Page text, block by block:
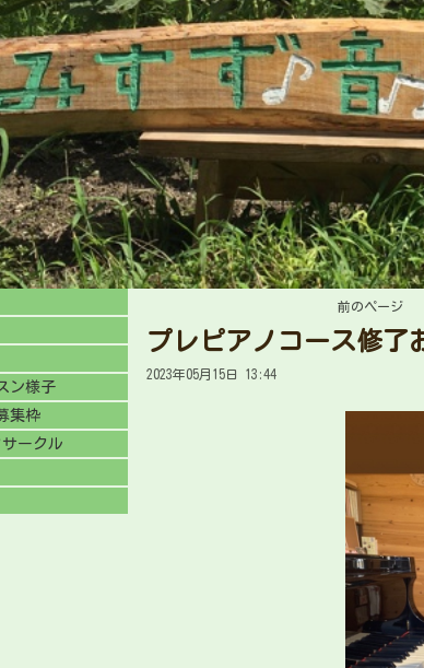
前のページ
プレピアノコース修了
2023年05月15日 13:44
ン様子
集枠
ークル